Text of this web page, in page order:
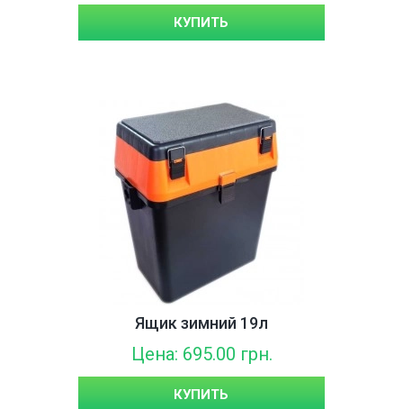
КУПИТЬ
Ящик зимний 19л
Цена: 695.00 грн.
КУПИТЬ